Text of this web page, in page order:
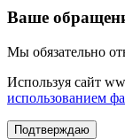
Ваше
Мы обязательно
Используя сайт
использованием
Подтверждаю